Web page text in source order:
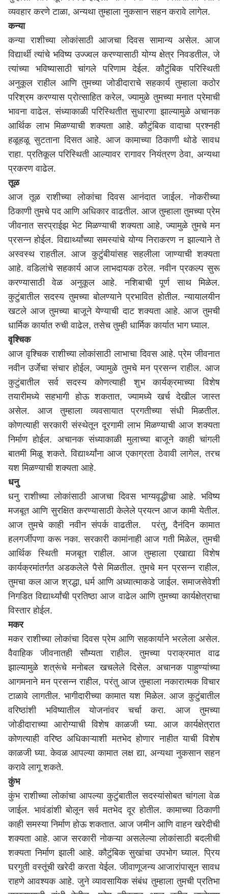
व्यवहार करणे टाळा, अन्यथा तुम्हाला नुकसान सहन करावे लागेल.
कन्या
कन्या राशीच्या लोकांसाठी आजचा दिवस सामान्य असेल. आज
विद्यार्थी त्यांचे भविष्य उज्ज्वल करण्यासाठी योग्य क्षेत्र निवडतील, जे
त्यांच्या भविष्यासाठी चांगले परिणाम देईल. कौटुंबिक परिस्थिती
अनुकूल राहील आणि तुमच्या जोडीदाराचे सहकार्य तुम्हाला कठोर
परिश्रम करण्यास प्रोत्साहित करेल, ज्यामुळे तुमच्या मनात प्रेमाची
भावना वाढेल. संध्याकाळी परिस्थितीत सुधारणा झाल्यामुळे अचानक
आर्थिक लाभ मिळण्याची शक्यता आहे. कौटुंबिक वादाचा प्रश्नही
हळूहळू सुटताना दिसत आहे. आज कामाच्या ठिकाणी थोडे सावध
राहा. प्रतिकूल परिस्थिती आल्यावर रागावर नियंत्रण ठेवा, अन्यथा
प्रकरण वाढेल.
तूळ
आज तूळ राशीच्या लोकांचा दिवस आनंदात जाईल. नोकरीच्या
ठिकाणी तुमचे पद आणि अधिकार वाढतील. आज तुम्हाला तुमच्या प्रेम
जीवनात सरप्राईझ भेट मिळण्याची शक्यता आहे, ज्यामुळे तुमचे मन
प्रसन्न होईल. विद्यार्थ्यांच्या समस्यांचे योग्य निराकरण न झाल्याने ते
अस्वस्थ राहतील. आज कुटुंबीयांसह सहलीला जाण्याची शक्यता
आहे. वडिलांचे सहकार्य आज लाभदायक ठरेल. नवीन प्रकल्प सुरू
करण्यासाठी वेळ अनुकूल आहे. नशिबाची पूर्ण साथ मिळेल.
कुटुंबातील सदस्य तुमच्या बोलण्याने प्रभावित होतील. न्यायालयीन
खटले आज तुमच्या बाजूने येण्याची दाट शक्यता आहे. आज तुमची
धार्मिक कार्यात रुची वाढेल, तसेच तुम्ही धार्मिक कार्यात भाग घ्याल.
वृश्चिक
आज वृश्चिक राशीच्या लोकांसाठी लाभाचा दिवस आहे. प्रेम जीवनात
नवीन उर्जेचा संचार होईल, ज्यामुळे तुमचे मन प्रसन्न राहील. आज
कुटुंबातील सर्व सदस्य कोणत्याही शुभ कार्यक्रमाच्या विशेष
तयारीमध्ये सहभागी होऊ शकतात, ज्यामध्ये खर्च देखील जास्त
असेल. आज तुम्हाला व्यवसायात प्रगतीच्या संधी मिळतील.
कोणत्याही सरकारी संस्थेतून दूरगामी लाभ मिळण्याची आज शक्यता
निर्माण होईल. अचानक संध्याकाळी मुलाच्या बाजूने काही चांगली
बातमी मिळू शकते. विद्यार्थ्यांना आज एकाग्रता ठेवावी लागेल, तरच
यश मिळण्याची शक्यता आहे.
धनु
धनु राशीच्या लोकांसाठी आजचा दिवस भाग्यवृद्धीचा आहे. भविष्य
मजबूत आणि सुरक्षित करण्यासाठी केलेले प्रयत्न आज कामी येतील.
आज तुमचे काही नवीन संपर्क वाढतील. परंतु, दैनंदिन कामात
हलगर्जीपणा करू नका. सरकारी कामांनाही आज गती मिळेल, तुमची
आर्थिक स्थिती मजबूत राहील. आज तुम्हाला एखाद्या विशेष
कार्यक्रमांतर्गत अडकलेले पैसे मिळतील. तुमचे मन प्रसन्न राहील,
तुमचा कल आज श्रद्धा, धर्म आणि अध्यात्माकडे जाईल. समाजसेवेशी
निगडित विद्यार्थ्यांची प्रतिष्ठा आज वाढेल आणि तुमच्या कार्यक्षेत्राचा
विस्तार होईल.
मकर
मकर राशीच्या लोकांचा दिवस प्रेम आणि सहकार्याने भरलेला असेल.
वैवाहिक जीवनातही सौम्यता राहील. तुमच्या पराक्रमात वाढ
झाल्यामुळे शत्रूंचे मनोबल खचलेले दिसेल. अचानक पाहुण्यांच्या
आगमनाने मन प्रसन्न राहील, परंतु आज तुम्हाला नकारात्मक विचार
टाळावे लागतील. भागीदारीच्या कामात यश मिळेल. आज कुटुंबातील
वरिष्ठांशी भविष्यातील योजनांवर चर्चा करा. आज तुमच्या
जोडीदाराच्या आरोग्याची विशेष काळजी घ्या. आज कार्यक्षेत्रात
कोणत्याही वरिष्ठ अधिकाऱ्याशी मतभेद होणार नाहीत याची विशेष
काळजी घ्या. केवळ आपल्या कामात लक्ष द्या, अन्यथा नुकसान सहन
करावे लागू शकते.
कुंभ
कुंभ राशीच्या लोकांचा आपल्या कुटुंबातील सदस्यांसोबत चांगला वेळ
जाईल. भावंडांशी बोलून सर्व मतभेद दूर होतील. कामाच्या ठिकाणी
काही समस्या निर्माण होऊ शकतात. आज जमीन आणि वाहन खरेदीची
शक्यता आहे. आज सरकारी नोकऱ्या असलेल्या लोकांसाठी बदलीची
शक्यता निर्माण झाली आहे. कौटुंबिक सुखांचा उपभोग घ्याल. प्रिय
घरगुती वस्तूंची खरेदी करता येईल. जीवाणूजन्य आजारांपासून सावध
राहणे आवश्यक आहे. जुने व्यावसायिक संबंध तुम्हाला तुमची प्रतिभा